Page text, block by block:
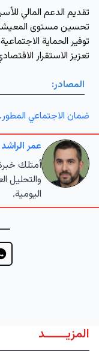
تقديم الدعم المالي
تحسين مستوى
توفير الحماية
تعزيز الاستقرار
المصادر:
ضمان الاجتماعي المطور.
عمر الراشد
أمتلك
والتحليل
اليومية.
المزيــــــد